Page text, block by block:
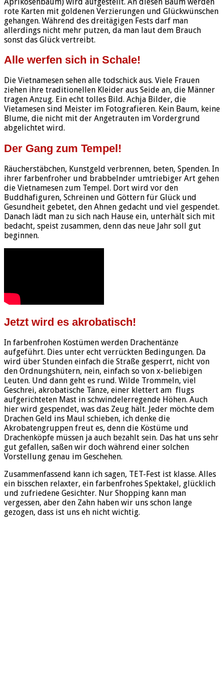
rote Karten mit goldenen Verzierungen und Glückwünschen
gehangen. Während des dreitägigen Fests darf man
allerdings nicht mehr putzen, da man laut dem Brauch
sonst das Glück vertreibt.
Alle werfen sich in Schale!
Die Vietnamesen sehen alle todschick aus. Viele Frauen
ziehen ihre traditionellen Kleider aus Seide an, die Männer
tragen Anzug. Ein echt tolles Bild. Achja Bilder, die
Vietamesen sind Meister im Fotografieren. Kein Baum, keine
Blume, die nicht mit der Angetrauten im Vordergrund
abgelichtet wird.
Der Gang zum Tempel!
Räucherstäbchen, Kunstgeld verbrennen, beten, Spenden. In
ihrer farbenfroher und brabbelnder umtriebiger Art gehen
die Vietnamesen zum Tempel. Dort wird vor den
Buddhafiguren, Schreinen und Göttern für Glück und
Gesundheit gebetet, den Ahnen gedacht und viel gespendet.
Danach lädt man zu sich nach Hause ein, unterhält sich mit
bedacht, speist zusammen, denn das neue Jahr soll gut
beginnen.
Jetzt wird es akrobatisch!
In farbenfrohen Kostümen werden Drachentänze
aufgeführt. Dies unter echt verrückten Bedingungen. Da
wird über Stunden einfach die Straße gesperrt, nicht von
den Ordnungshütern, nein, einfach so von x-beliebigen
Leuten. Und dann geht es rund. Wilde Trommeln, viel
Geschrei, akrobatische Tänze, einer klettert am flugs
aufgerichteten Mast in schwindelerregende Höhen. Auch
hier wird gespendet, was das Zeug hält. Jeder möchte dem
Drachen Geld ins Maul schieben, ich denke die
Akrobatengruppen freut es, denn die Köstüme und
Drachenköpfe müssen ja auch bezahlt sein. Das hat uns sehr
gut gefallen, saßen wir doch während einer solchen
Vorstellung genau im Geschehen.
Zusammenfassend kann ich sagen, TET-Fest ist klasse. Alles
ein bisschen relaxter, ein farbenfrohes Spektakel, glücklich
und zufriedene Gesichter. Nur Shopping kann man
vergessen, aber den Zahn haben wir uns schon lange
gezogen, dass ist uns eh nicht wichtig.